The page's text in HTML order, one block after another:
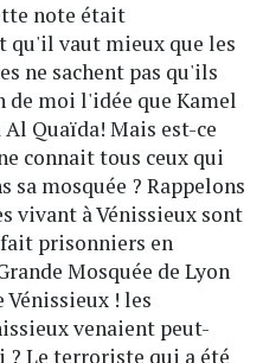
note était
qu'il vaut mieux que les
ne sachent pas qu'ils
de moi l'idée que Kamel
Quaïda! Mais est-ce
connait tous ceux qui
sa mosquée ? Rappelons
vivant à Vénissieux sont
prisonniers en
Mosquée de Lyon
Vénissieux ! les
venaient peut-
? Le terroriste qui a été